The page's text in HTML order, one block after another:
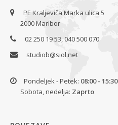
PE Kraljeviča Marka ulica 5
2000 Maribor
02 250 19 53, 040 500 070
studiob@siol.net
Pondeljek - Petek: 08:00 - 15:30
Sobota, nedelja: Zaprto